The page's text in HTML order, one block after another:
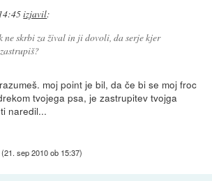
izjavil:
ne skrbi za žival in ji dovoli, da serje kjer
moj point je bil, da če bi se moj froc
tvojega psa, je zastrupitev tvojga
naredil...
(21. sep 2010 ob 15:37)